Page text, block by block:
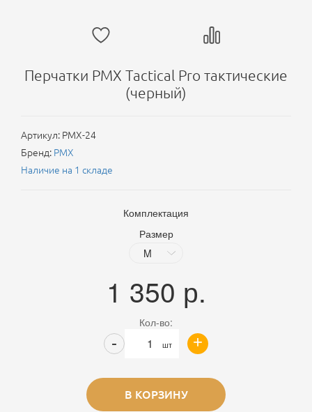
Перчатки PMX Tactical Pro тактические
(черный)
Артикул: PMX-24
Бренд: PMX
Наличие на 1 складе
Комплектация
Размер
1 350 р.
Кол-во:
шт +
-
В КОРЗИНУ